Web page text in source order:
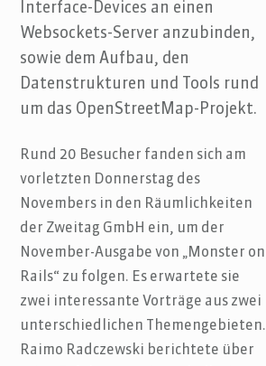
Interface-Devices an einen
Websockets-Server anzubinden,
sowie dem Aufbau, den
Datenstrukturen und Tools rund
um das OpenStreetMap-Projekt.
Rund 20 Besucher fanden sich am
vorletzten Donnerstag des
Novembers in den Räumlichkeiten
der Zweitag GmbH ein, um der
November-Ausgabe von „Monster on
Rails“ zu folgen. Es erwartete sie
zwei interessante Vorträge aus zwei
unterschiedlichen Themengebieten.
Raimo Radczewski berichtete über